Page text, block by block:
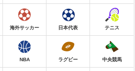
海外サッカー 日本代表 テニス
NBA ラグビー 中央競馬